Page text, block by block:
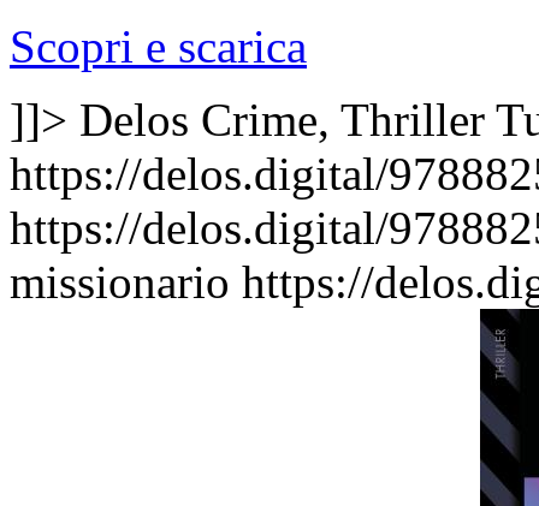
Scopri e scarica
]]> Delos Crime, Thriller
https://delos.digital/
https://delos.digital/
missionario https://